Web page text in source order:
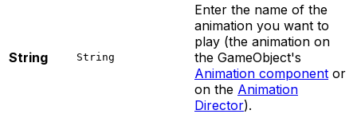
String String
Enter the name of the
animation you want to
play (the animation on
the GameObject's
Animation component or
on the Animation
Director).